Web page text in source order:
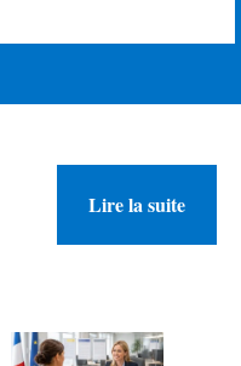
Lire la suite